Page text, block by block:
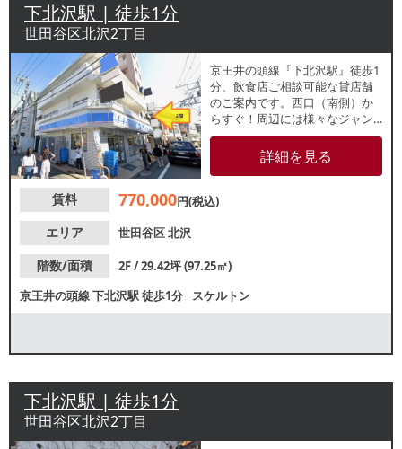
下北沢駅 | 徒歩1分
世田谷区北沢2丁目
京王井の頭線『下北沢駅』徒歩1
分、飲食店ご相談可能な貸店舗
のご案内です。西口（南側）か
らすぐ！周辺には様々なジャン
ルの飲食店があります。休日は
特に人通りが多く賑わっている
ため幅広い集客が期待できま
お問い合わせください。
詳細を見る
賃料 770,000円(税込)
エリア
世田谷区北沢
階数/面積
2F / 29.42坪 (97.25㎡)
京王井の頭線下北沢駅徒歩1分 スケルトン
下北沢駅 | 徒歩1分
世田谷区北沢2丁目